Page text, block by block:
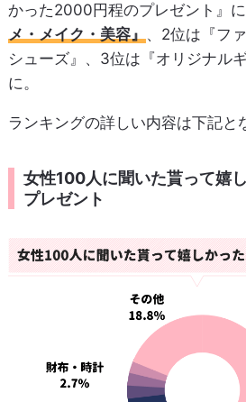
かった2000円程のプレゼント』に
メ・メイク・美容』、2位は『フ
シューズ』、3位は『オリジナル
に。
ランキングの詳しい内容は下記と
女性100人に聞いた貰って嬉
プレゼント